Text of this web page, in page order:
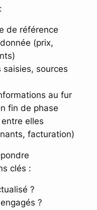
de référence
(prix,
sources
au fur
fin de phase
elles
facturation)
clés :
?
?